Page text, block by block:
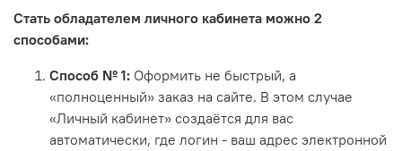
Стать обладателем личного кабинета можно 2
способами:
Способ № 1: Оформить не быстрый, а
«полноценный» заказ на сайте. В этом случае
«Личный кабинет» создаётся для вас
автоматически, где логин - ваш адрес электронной